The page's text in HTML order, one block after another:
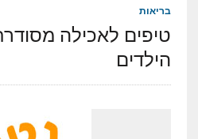
בריאות
טיפים לאכילה
הילדים